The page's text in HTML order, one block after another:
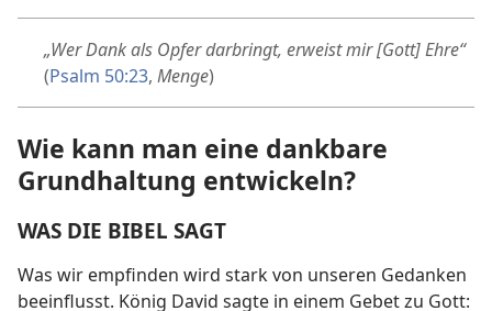
„Wer Dank als Opfer darbringt, erweist mir [Gott] Ehre“
(Psalm 50:23, Menge)
Wie kann man eine dankbare
Grundhaltung entwickeln?
WAS DIE BIBEL SAGT
Was wir empfinden wird stark von unseren Gedanken
beeinflusst. König David sagte in einem Gebet zu Gott: